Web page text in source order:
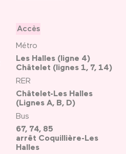
Accès
Métro
Les Halles (ligne 4)
Châtelet (lignes 1, 7, 14)
RER
Châtelet-Les Halles
(Lignes A, B, D)
Bus
67, 74, 85
arrêt Coquillière-Les
Halles